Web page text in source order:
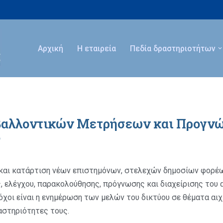
Αρχική Η εταιρεία Πεδία δραστηριοτήτων
Μετρήσεων και
και κατάρτιση νέων επιστημόνων, στελεχών δημοσίων
παρακολούθησης, πρόγνωσης και διαχείρισης
είναι η ενημέρωση των μελών του δικτύου σε θέματα
τους.